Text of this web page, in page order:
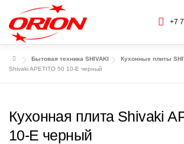
содержимому
+7
ГЛАВНАЯ КАТАЛОГ
СЕРВИС
Бытовая техника SHIVAKI Кухонные плиты
Shivaki APETITO 50 10-E черный
Кухонная плита Shivaki
10-E черный